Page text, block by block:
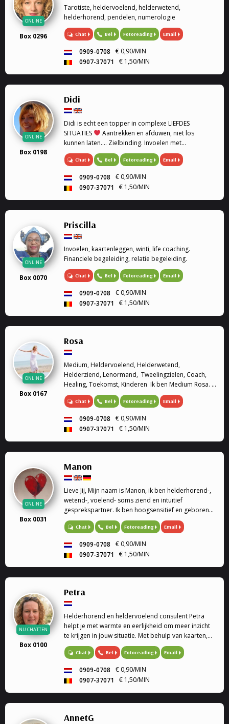
ONLINE
Box 0296
Tarotiste, heldervoelend, helderwetend,
helderhorend, pendelen, numerologie
Chat Bel Fotoreading Email
0909-0708
€ 0,90/MIN
0907-37071
€ 1,50/MIN
ONLINE
Box 0198
Didi
Didi is echt een topper in complexe LIEFDES
SITUATIES
Aantrekken en afduwen, niet los
kunnen laten.... Zielbinding. Invoelen met
geboortedatum en astrologie. Medium, Astrologe,
kaartleggen. Coach, Relatie Coach, Droomverklaring,
Helderwetend.
Chat Bel Fotoreading Email
0909-0708
€ 0,90/MIN
0907-37071
€ 1,50/MIN
ONLINE
Box 0070
Priscilla
Invoelen, kaartenleggen, winti, life coaching.
Financiele begeleiding, relatie begeleiding.
Chat Bel Fotoreading Email
0909-0708
€ 0,90/MIN
0907-37071
€ 1,50/MIN
ONLINE
Box 0167
Rosa
Medium, Heldervoelend, Helderwetend,
Helderziend, Lenormand, Tweelingzielen, Coach,
Healing, Toekomst, Kinderen Ik ben Medium Rosa. Ik
ben heldervoelend, helderwetend en helderziend.
Graag sta ik u te woord om u verder te helpen met
Chat Bel Fotoreading Email
0909-0708
€ 0,90/MIN
0907-37071
€ 1,50/MIN
ONLINE
Box 0031
Manon
Lieve Jij, Mijn naam is Manon, ik ben helderhorend-,
wetend-, voelend- soms ziend en intuïtief
gesprekspartner. Ik ben hoogsensitief en geboren
met een haarfijn invoelvermogen
Chat Bel Fotoreading Email
0909-0708
€ 0,90/MIN
0907-37071
€ 1,50/MIN
NU CHATTEN
Box 0100
Petra
Helderhorend en heldervoelend consulent Petra
helpt je met warmte en eerlijkheid om meer inzicht
te krijgen in jouw situatie. Met behulp van kaarten,
de pendel en haar intuïtie kijkt zij samen met jou
naar de boodschappen die richting kunnen geven
Chat Bel Fotoreading Email
0909-0708
€ 0,90/MIN
0907-37071
€ 1,50/MIN
AnnetG